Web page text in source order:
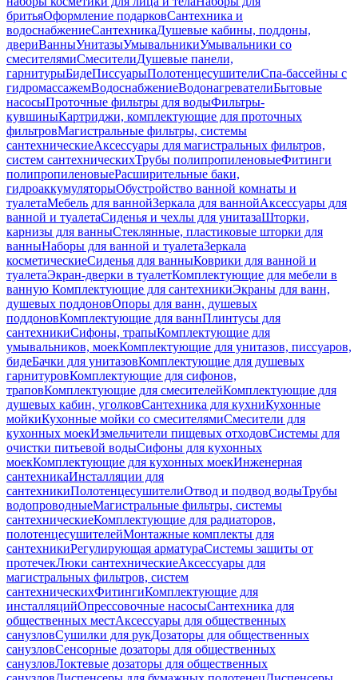
бритьяОформление подарковСантехника и
водоснабжениеСантехникаДушевые кабины, поддоны,
двериВанныУнитазыУмывальникиУмывальники со
смесителямиСмесителиДушевые панели,
гарнитурыБидеПиссуарыПолотенцесушителиСпа-бассейны с
гидромассажемВодоснабжениеВодонагревателиБытовые
насосыПроточные фильтры для водыФильтры-
кувшиныКартриджи, комплектующие для проточных
фильтровМагистральные фильтры, системы
сантехническиеАксессуары для магистральных фильтров,
систем сантехническихТрубы полипропиленовыеФитинги
полипропиленовыеРасширительные баки,
гидроаккумуляторыОбустройство ванной комнаты и
туалетаМебель для ваннойЗеркала для ваннойАксессуары для
ванной и туалетаСиденья и чехлы для унитазаШторки,
карнизы для ванныСтеклянные, пластиковые шторки для
ванныНаборы для ванной и туалетаЗеркала
косметическиеСиденья для ванныКоврики для ванной и
туалетаЭкран-дверки в туалетКомплектующие для мебели в
ванную Комплектующие для сантехникиЭкраны для ванн,
душевых поддоновОпоры для ванн, душевых
поддоновКомплектующие для ваннПлинтусы для
сантехникиСифоны, трапыКомплектующие для
умывальников, моекКомплектующие для унитазов, писсуаров,
бидеБачки для унитазовКомплектующие для душевых
гарнитуровКомплектующие для сифонов,
траповКомплектующие для смесителейКомплектующие для
душевых кабин, уголковСантехника для кухниКухонные
мойкиКухонные мойки со смесителямиСмесители для
кухонных моекИзмельчители пищевых отходовСистемы для
очистки питьевой водыСифоны для кухонных
моекКомплектующие для кухонных моекИнженерная
сантехникаИнсталляции для
сантехникиПолотенцесушителиОтвод и подвод водыТрубы
водопроводныеМагистральные фильтры, системы
сантехническиеКомплектующие для радиаторов,
полотенцесушителейМонтажные комплекты для
сантехникиРегулирующая арматураСистемы защиты от
протечекЛюки сантехническиеАксессуары для
магистральных фильтров, систем
сантехническихФитингиКомплектующие для
инсталляцийОпрессовочные насосыСантехника для
общественных местАксессуары для общественных
санузловСушилки для рукДозаторы для общественных
санузловСенсорные дозаторы для общественных
санузловЛоктевые дозаторы для общественных